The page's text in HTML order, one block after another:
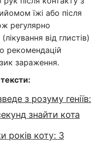
їжі або після
регулярно
від глистів)
рекомендацій
зараження.
з розуму геніїв:
знайти кота
років коту: 3